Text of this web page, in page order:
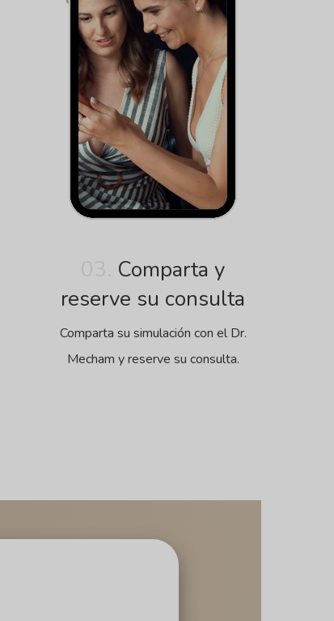
Comparta y
reserve su consulta
Comparta su simulación con el Dr.
Mecham y reserve su consulta.